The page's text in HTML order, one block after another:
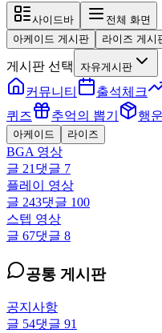
사이드바
전체 화면
아케이드 게시판
라이즈 게시
게시판 선택 자유게시판
커뮤니티 출석체크
퀴즈
추억의 뽑기 행
아케이드 라이즈
BGA 영상
글 21 댓글 7
플레이 영상
글 243댓글 100
스텝 영상
글 67댓글 8
공통 게시판
공지사항
글 54댓글 91